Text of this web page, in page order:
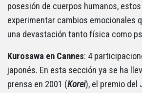
posesión de cuerpos humanos,
experimentar cambios emocionales
una devastación tanto física como
Kurosawa en Cannes: 4
japonés. En esta sección ya se ha
prensa en 2001 (Korei), el premio del